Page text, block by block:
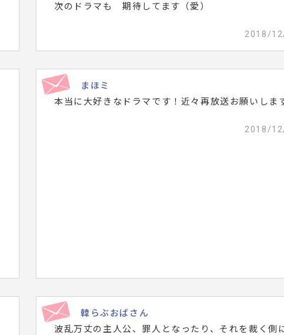
次のドラマも 期待してます（愛）
2018/
まほミ
本当に大好きなドラマです！近々再放送お願いしま
2018/
韓らぶおばさん
波乱万丈の主人公、罪人となったり、それを裁く側